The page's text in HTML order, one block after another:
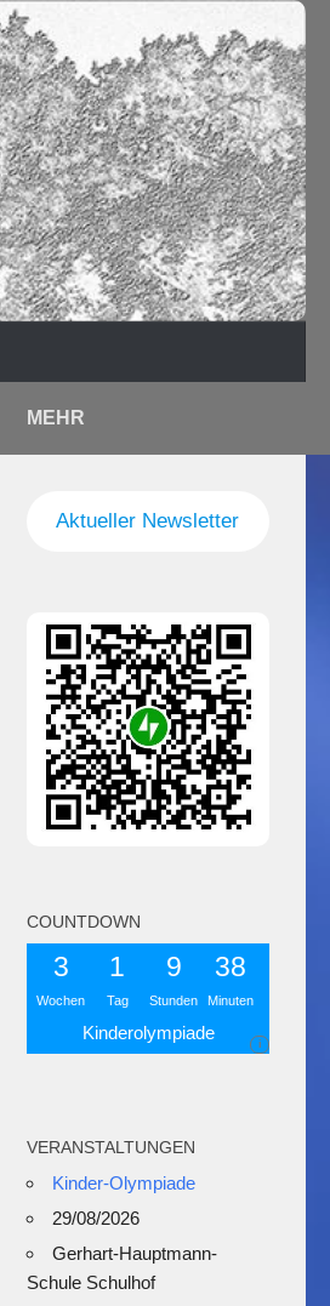
MEHR
Aktueller Newsletter
COUNTDOWN
3
Wochen
1
Tag
9
Stunden
38
Minuten
Kinderolympiade
i
VERANSTALTUNGEN
Kinder-Olympiade
29/08/2026
Gerhart-Hauptmann-
Schule Schulhof